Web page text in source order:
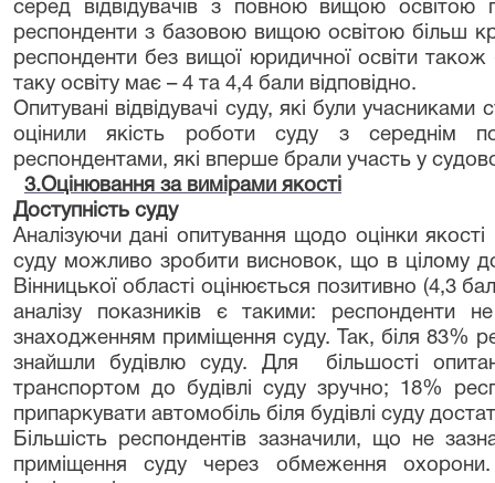
серед відвідувачів з повною вищою
респонденти з базовою вищою освітою більш
респонденти без вищої юридичної освіти
таку освіту має – 4 та 4,4 бали відповідно.
Опитувані відвідувачі суду, які були
оцінили якість роботи суду з середнім
респондентами, які вперше брали участь у
3.Оцінювання за вимірами якості
Доступність суду
Аналізуючи дані опитування щодо оцінки
суду можливо зробити висновок, що в цілому
Вінницької області оцінюється позитивно (4,3
аналізу показників є такими: респонденти
знаходженням приміщення суду. Так, біля 83%
знайшли будівлю суду. Для більшості
транспортом до будівлі суду зручно; 18%
припаркувати автомобіль біля будівлі суду
Більшість респондентів зазначили, що не
приміщення суду через обмеження